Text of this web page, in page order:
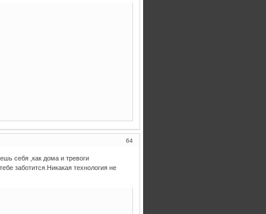
64
себя ,как дома и тревоги
заботится.Никакая технология не